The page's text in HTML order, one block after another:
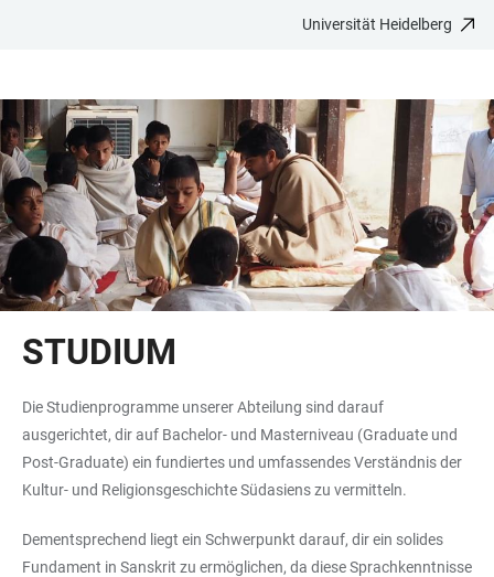
BARRIEREFREIHEIT
Universität Heidelberg
STUDIUM
Die Studienprogramme unserer Abteilung sind darauf
ausgerichtet, dir auf Bachelor- und Masterniveau (Graduate und
Post-Graduate) ein fundiertes und umfassendes Verständnis der
Kultur- und Religionsgeschichte Südasiens zu vermitteln.
Dementsprechend liegt ein Schwerpunkt darauf, dir ein solides
Fundament in Sanskrit zu ermöglichen, da diese Sprachkenntnisse